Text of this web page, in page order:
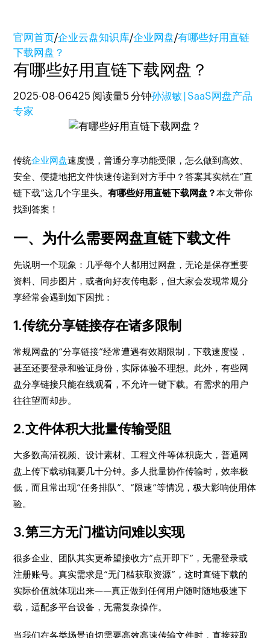
官网首页/企业云盘知识库/企业网盘/有哪些好用直链
下载网盘？
有哪些好用直链下载网盘？
2025-08-06425 阅读量5 分钟孙淑敏 | SaaS网盘产品
专家
传统企业网盘速度慢，普通分享功能受限，怎么做到高效、
安全、便捷地把文件快速传递到对方手中？答案其实就在“直
链下载”这几个字里头。有哪些好用直链下载网盘？本文带你
找到答案！
一、为什么需要网盘直链下载文件
先说明一个现象：几乎每个人都用过网盘，无论是保存重要
资料、同步图片，或者向好友传电影，但大家会发现常规分
享经常会遇到如下困扰：
1.传统分享链接存在诸多限制
常规网盘的“分享链接”经常遭遇有效期限制，下载速度慢，
甚至还要登录和验证身份，实际体验不理想。此外，有些网
盘分享链接只能在线观看，不允许一键下载。有需求的用户
往往望而却步。
2.文件体积大批量传输受阻
大多数高清视频、设计素材、工程文件等体积庞大，普通网
盘上传下载动辄要几十分钟。多人批量协作传输时，效率极
低，而且常出现“任务排队”、“限速”等情况，极大影响使用体
验。
3.第三方无门槛访问难以实现
很多企业、团队其实更希望接收方“点开即下”，无需登录或
注册账号。真实需求是“无门槛获取资源”，这时直链下载的
实际价值就体现出来——真正做到任何用户随时随地极速下
载，适配多平台设备，无需复杂操作。
当我们在各类场景迫切需要高效高速传输文件时，直接获取